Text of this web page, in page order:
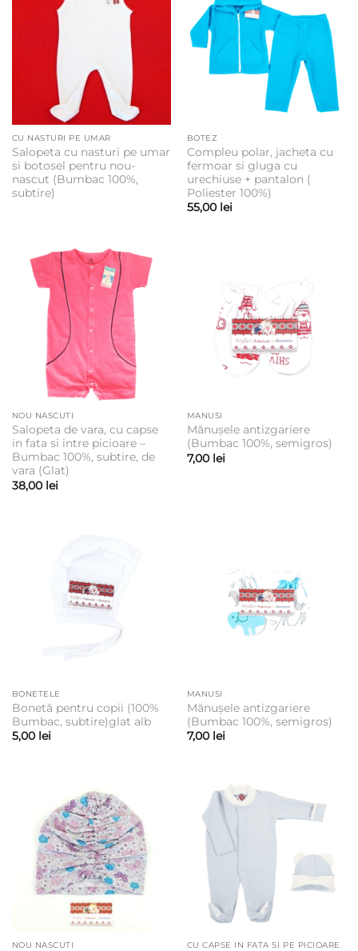
CU NASTURI PE UMAR
Salopeta cu nasturi pe umar
si botosel pentru nou-
nascut (Bumbac 100%,
subtire)
BOTEZ
Compleu polar, jacheta cu
fermoar si gluga cu
urechiuse + pantalon (
Poliester 100%)
55,00 lei
NOU NASCUTI
Salopeta de vara, cu capse
in fata si intre picioare –
Bumbac 100%, subtire, de
vara (Glat)
38,00 lei
MANUSI
Mănușele antizgariere
(Bumbac 100%, semigros)
7,00 lei
BONETELE
Bonetă pentru copii (100%
Bumbac, subtire)glat alb
5,00 lei
MANUSI
Mănușele antizgariere
(Bumbac 100%, semigros)
7,00 lei
NOU NASCUTI CU CAPSE IN FATA SI PE PICIOARE